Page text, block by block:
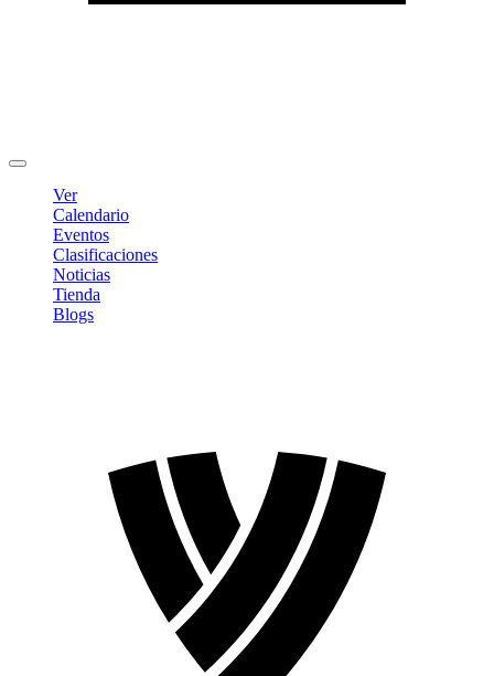
Ver
Calendario
Eventos
Clasificaciones
Noticias
Tienda
Blogs